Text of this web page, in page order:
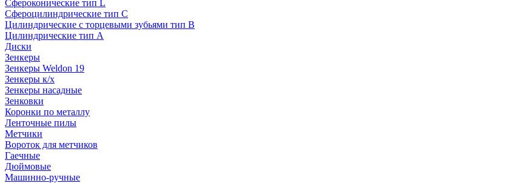
Сфероконические тип L
Сфероцилиндрические тип C
Цилиндрические с торцевыми зубьями тип B
Цилиндрические тип А
Диски
Зенкеры
Зенкеры Weldon 19
Зенкеры к/х
Зенкеры насадные
Зенковки
Коронки по металлу
Ленточные пилы
Метчики
Вороток для метчиков
Гаечные
Дюймовые
Машинно-ручные